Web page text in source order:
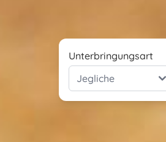
Unterbringungsart